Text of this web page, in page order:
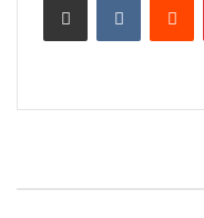
للنزاع.
بلاده إلى زيارة
الإقليمي نهائيًا”.